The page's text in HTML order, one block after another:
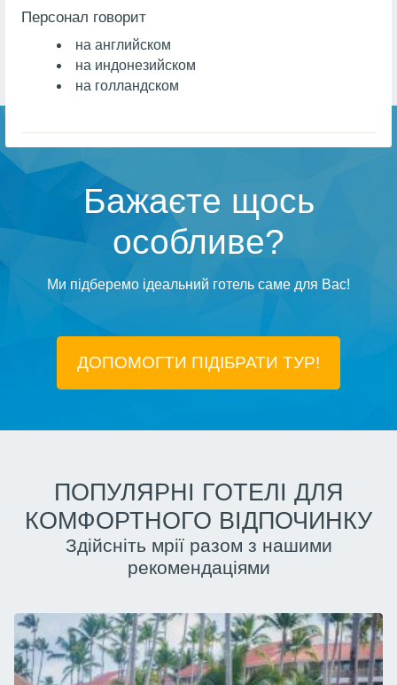
Персонал говорит
на английском
на индонезийском
на голландском
Бажаєте щось
особливе?
Ми підберемо ідеальний готель саме для Вас!
ДОПОМОГТИ ПІДIБРАТИ ТУР!
ПОПУЛЯРНІ ГОТЕЛІ ДЛЯ
КОМФОРТНОГО ВІДПОЧИНКУ
Здійсніть мрії разом з нашими
рекомендаціями